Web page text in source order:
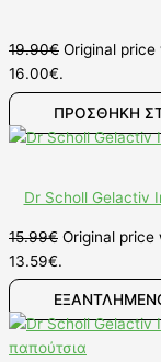
19.90€ Original
16.00€.
ΠΡΟΣΘΉΚΗ
Dr Scholl Gelactiv
15.99€ Original price
13.59€.